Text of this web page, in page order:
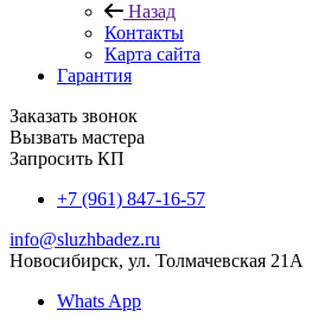
Назад
Контакты
Карта сайта
Гарантия
Заказать звонок
Вызвать мастера
Запросить КП
+7 (961) 847-16-57
info@sluzhbadez.ru
Новосибирск, ул. Толмачевская 21А
Whats App